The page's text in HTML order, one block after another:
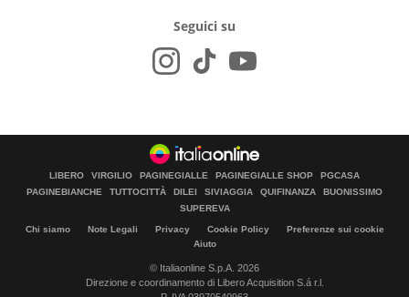
Seguici su
LIBERO VIRGILIO PAGINEGIALLE PAGINEGIALLE SHOP
PGCASA
PAGINEBIANCHE
TUTTOCITTÀ DILEI SIVIAGGIA QUIFINANZA
BUONISSIMO
SUPEREVA
Chi siamo Note Legali Privacy Cookie Policy
Preferenze sui cookie
Aiuto
© Italiaonline S.p.A. 2026
Direzione e coordinamento di Libero Acquisition S.á r.l.